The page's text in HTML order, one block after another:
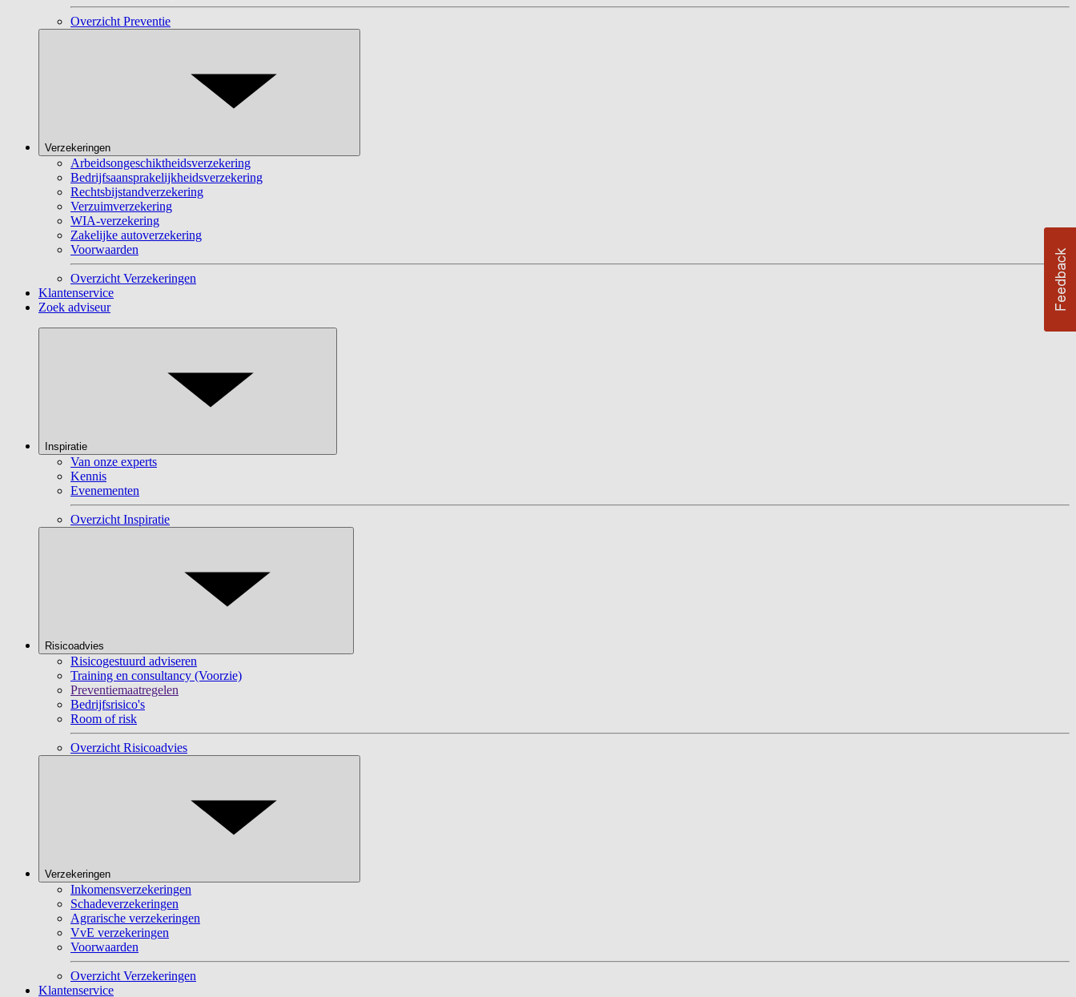
Overzicht Preventie
Verzekeringen
Arbeidsongeschiktheidsverzekering
Bedrijfsaansprakelijkheidsverzekering
Rechtsbijstandverzekering
Verzuimverzekering
WIA-verzekering
Zakelijke autoverzekering
Voorwaarden
Overzicht Verzekeringen
Klantenservice
Zoek adviseur
Inspiratie
Van onze experts
Kennis
Evenementen
Overzicht Inspiratie
Risicoadvies
Risicogestuurd adviseren
Training en consultancy (Voorzie)
Preventiemaatregelen
Bedrijfsrisico's
Room of risk
Overzicht Risicoadvies
Verzekeringen
Inkomensverzekeringen
Schadeverzekeringen
Agrarische verzekeringen
VvE verzekeringen
Voorwaarden
Overzicht Verzekeringen
Klantenservice